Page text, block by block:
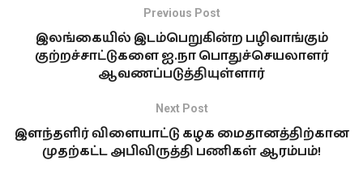
Previous Post
இலங்கையில் இடம்பெறுகின்ற பழிவாங்கும்
குற்றச்சாட்டுகளை ஐ.நா பொதுச்செயலாளர்
ஆவணப்படுத்தியுள்ளார்
Next Post
இளந்தளிர் விளையாட்டு கழக மைதானத்திற்கான
முதற்கட்ட அபிவிருத்தி பணிகள் ஆரம்பம்!